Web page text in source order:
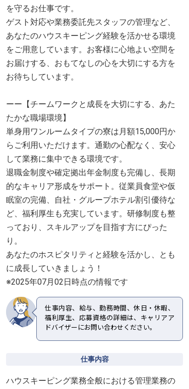
を守るお仕事です。
ゲスト対応や業務委託先スタッフの管理など、
あなたのハウスキーピング経験を活かせる環境
をご用意しています。お客様に心地よい空間を
お届けする、おもてなしの心を大切にする方を
お待ちしています。
ーー【チームワークと成長を大切にする、あた
たかな職場環境】
単身用ワンルームタイプの寮は月額15,000円か
らご利用いただけます。通勤の心配なく、安心
して業務に集中できる環境です。
退職金制度や確定拠出年金制度も完備し、長期
的なキャリア形成をサポート。従業員食堂や仮
眠室の完備、自社・グループホテル割引優待な
ど、福利厚生も充実しています。研修制度も整
っており、スキルアップを目指す方にぴった
り。
あなたのホスピタリティと経験を活かし、とも
に成長していきましょう！
※2025年07月02日時点の情報です
仕事内容、給与、勤務時間、休日・休暇、
福利厚生、応募資格の詳細は、キャリアア
ドバイザーにお問い合わせください。
仕事内容
ハウスキーピング業務全般における管理業務の